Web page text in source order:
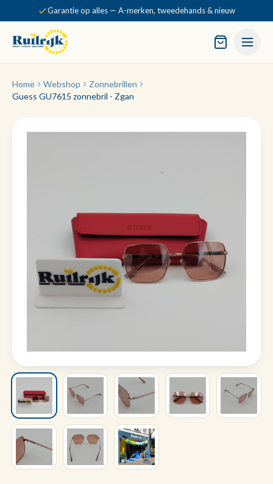
Garantie op alles — A-merken, tweedehands & nieuw
Home Webshop
Zonnebrillen
Guess GU7615 zonnebril - Zgan